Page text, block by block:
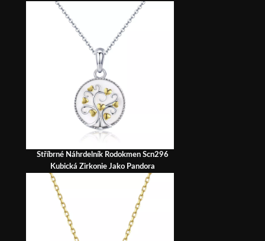
Stříbrné Náhrdelník Rodokmen Scn296
Kubická Zirkonie Jako Pandora